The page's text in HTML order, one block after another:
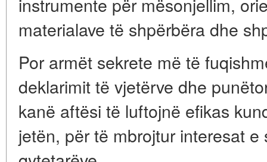
materialave të shpërbëra dhe
Por armët sekrete më të
deklarimit të vjetërve dhe
kanë aftësi të luftojnë efikas
jetën, për të mbrojtur interesat